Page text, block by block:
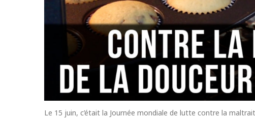
Le 15 juin, c’était la Journée mondiale de lutte contre la